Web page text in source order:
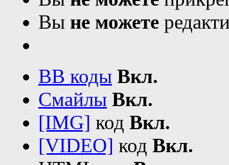
Вы не можете
BB коды Вкл.
Смайлы Вкл.
[IMG] код Вкл.
[VIDEO] код Вкл.